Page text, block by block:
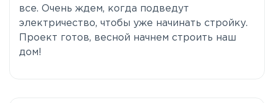
все. Очень ждем, когда подведут
электричество, чтобы уже начинать стройку.
Проект готов, весной начнем строить наш
дом!